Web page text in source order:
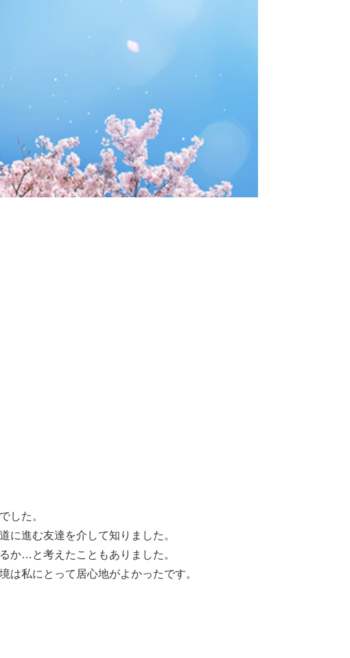
した。
に進む友達を介して知りました。
か…と考えたこともありました。
は私にとって居心地がよかったです。